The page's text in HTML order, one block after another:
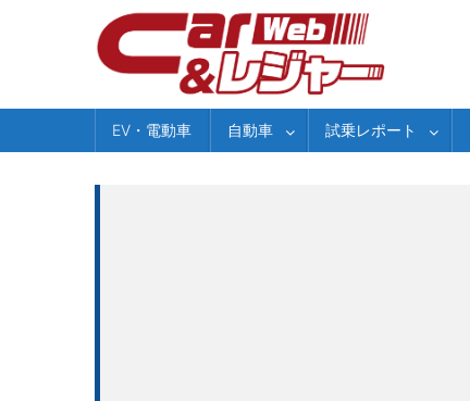
EV・電動車 自動車 試乗レポート